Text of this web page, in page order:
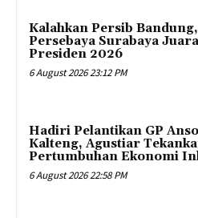
Kalahkan Persib Bandung,
Persebaya Surabaya
Presiden 2026
6 August 2026 23:12 PM
Hadiri Pelantikan GP
Kalteng, Agustiar
Pertumbuhan Ekonomi
6 August 2026 22:58 PM